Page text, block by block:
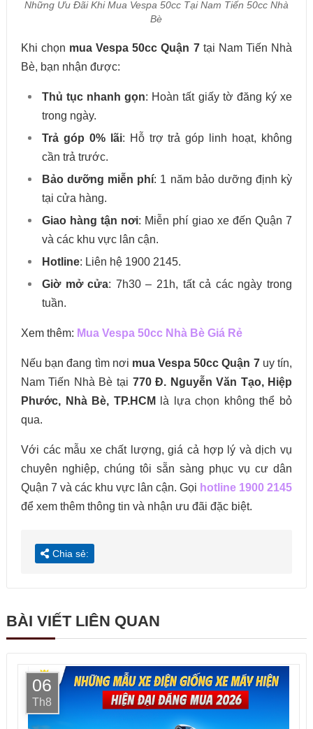
Những Ưu Đãi Khi Mua Vespa 50cc Tại Nam Tiến 50cc Nhà
Bè
Khi chọn mua Vespa 50cc Quận 7tại Nam Tiến Nhà
Bè, bạn nhận được:
Thủ tục nhanh gọn: Hoàn tất giấy tờ đăng ký xe
trong ngày.
Trả góp 0% lãi: Hỗ trợ trả góp linh hoạt, không
cần trả trước.
Bảo dưỡng miễn phí: 1 năm bảo dưỡng định kỳ
tại cửa hàng.
Giao hàng tận nơi: Miễn phí giao xe đến Quận 7
và các khu vực lân cận.
Hotline: Liên hệ 1900 2145.
Giờ mở cửa: 7h30 – 21h, tất cả các ngày trong
tuần.
Xem thêm: Mua Vespa 50cc Nhà Bè Giá Rẻ
Nếu bạn đang tìm nơi mua Vespa 50cc Quận 7uy tín,
Nam Tiến Nhà Bè tại 770 Đ. Nguyễn Văn Tạo, Hiệp
Phước, Nhà Bè, TP.HCM là lựa chọn không thể bỏ
qua.
Với các mẫu xe chất lượng, giá cả hợp lý và dịch vụ
chuyên nghiệp, chúng tôi sẵn sàng phục vụ cư dân
Quận 7 và các khu vực lân cận. Gọi hotline 1900 2145
để xem thêm thông tin và nhận ưu đãi đặc biệt.
Chia sẻ:
BÀI VIẾT LIÊN QUAN
06
Th8